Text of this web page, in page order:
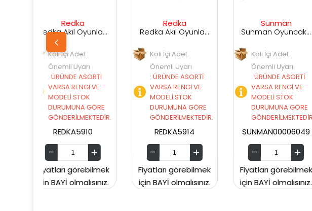
Koli İçi Adet :
Önemli Uyarı
:ÜRÜNDE ASORTİ
VARSA RENGİ VE
MODELİ STOK
DURUMUNA GÖRE
GÖNDERİLMEKTEDİR.
REDKA5914
Fiyatları görebilmek
için BAYİ olmalısınız.
Sunman
Koli İçi Adet :
Önemli Uyarı
:ÜRÜNDE ASORTİ
VARSA RENGİ VE
MODELİ STOK
DURUMUNA GÖRE
GÖNDERİLMEKTEDİR.
SUNMAN00006049
Fiyatları görebilmek
için BAYİ olmalısınız.
Sunman
Koli İçi Adet
Önemli
:ÜRÜNDE
VARSA
MODELİ
DURUMUNA
Fiyatları
için BAYİ